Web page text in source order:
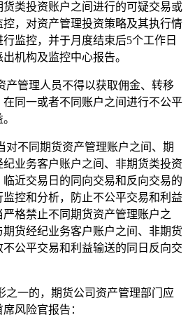
类投资账户之间进行的可疑交易或
，对资产管理投资策略及其执行情
监控，并于月度结束后5个工作日
机构及监控中心报告。
产管理人员不得以获取佣金、转移
同一或者不同账户之间进行不公平
对不同期货资产管理账户之间、期
业务客户账户之间、非期货类投资
近交易日的同向交易和反向交易的
控和分析，防止不公平交易和利益
格禁止不同期货资产管理账户之
货经纪业务客户账户之间、非期货
公平交易和利益输送的同日反向交
之一的，期货公司资产管理部门应
风险官报告：